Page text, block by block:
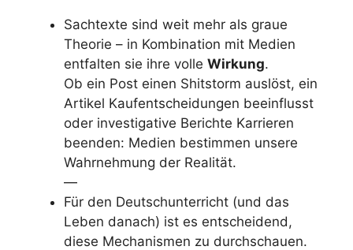
Sachtexte sind weit mehr als graue
Theorie – in Kombination mit Medien
entfalten sie ihre volle Wirkung.
Ob ein Post einen Shitstorm auslöst, ein
Artikel Kaufentscheidungen beeinflusst
oder investigative Berichte Karrieren
beenden: Medien bestimmen unsere
Wahrnehmung der Realität.
—
Für den Deutschunterricht (und das
Leben danach) ist es entscheidend,
diese Mechanismen zu durchschauen.